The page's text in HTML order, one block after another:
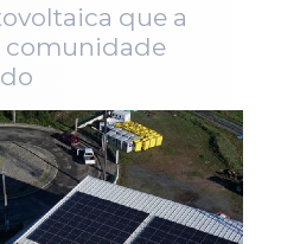
que a
comunidade